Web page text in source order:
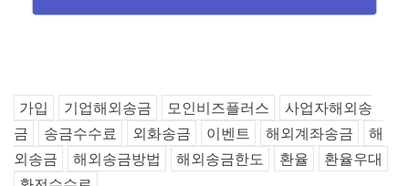
가입 기업해외송금 모인비즈플러스
사업자해외송
금
송금수수료 외화송금 이벤트 해외계좌송금
해
외송금
해외송금방법 해외송금한도 환율
환율우대